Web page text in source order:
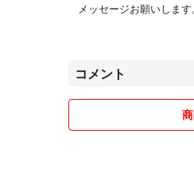
メッセージお願いします。
コメント